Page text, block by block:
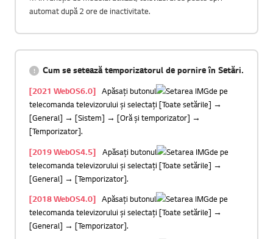
automat după 2 ore de inactivitate.
Cum se setează temporizatorul de pornire în Setări.
[2021 WebOS6.0] Apăsați butonul
de pe
telecomanda televizorului și selectați [Toate setările] →
[General] → [Sistem] → [Oră și temporizator] →
[Temporizator].
[2019 WebOS4.5]
Apăsați butonul
de pe
telecomanda televizorului și selectați [Toate setările] →
[General] → [Temporizator].
[2018 WebOS4.0] Apăsați butonul
de pe
telecomanda televizorului și selectați [Toate setările] →
[General] → [Temporizator].